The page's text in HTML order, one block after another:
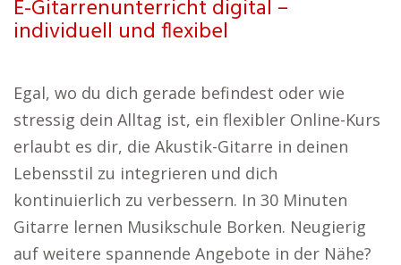
E-Gitarrenunterricht digital –
individuell und flexibel
Egal, wo du dich gerade befindest oder wie
stressig dein Alltag ist, ein flexibler Online-Kurs
erlaubt es dir, die Akustik-Gitarre in deinen
Lebensstil zu integrieren und dich
kontinuierlich zu verbessern. In 30 Minuten
Gitarre lernen Musikschule Borken. Neugierig
auf weitere spannende Angebote in der Nähe?